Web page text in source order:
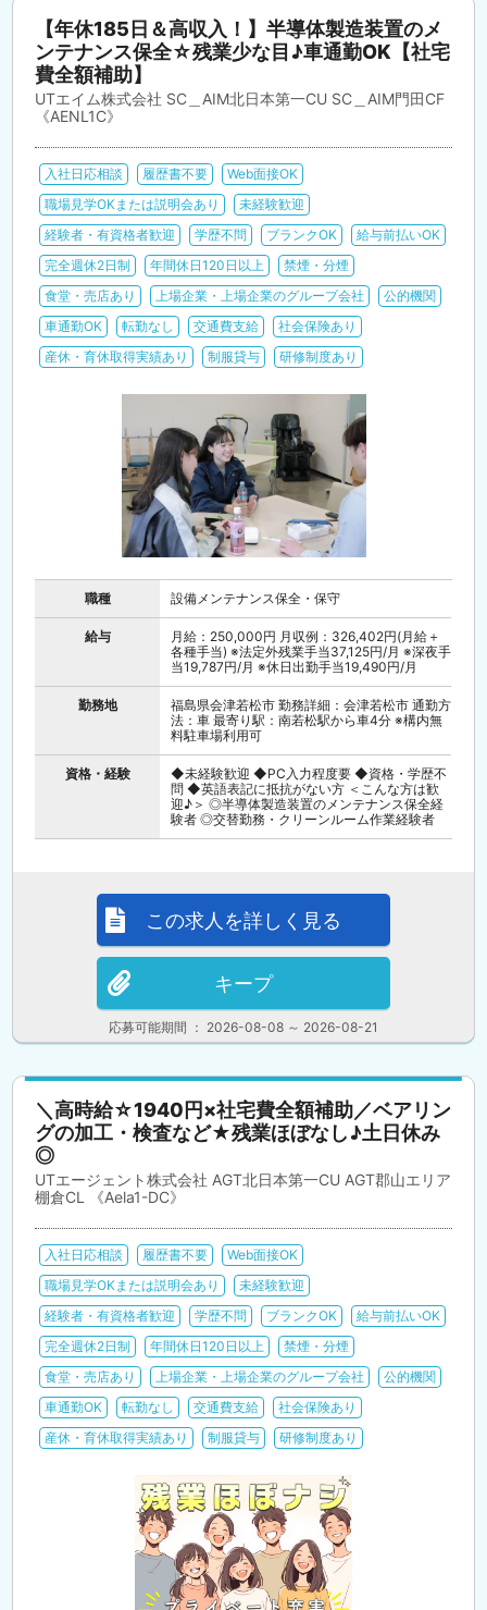
【年休185日＆高収入！】半導体製造装置のメ
ンテナンス保全☆残業少な目♪車通勤OK【社宅
費全額補助】
UTエイム株式会社 SC＿AIM北日本第一CU SC＿AIM門田CF
《AENL1C》
入社日応相談 履歴書不要
Web面接OK
職場見学OKまたは説明会あり
未経験歓迎
経験者・有資格者歓迎
学歴不問 ブランクOK
給与前払いOK
完全週休2日制
年間休日120日以上
禁煙・分煙
食堂・売店あり
上場企業・上場企業のグループ会社
公的機関
車通勤OK
転勤なし 交通費支給
社会保険あり
産休・育休取得実績あり
制服貸与 研修制度あり
職種 設備メンテナンス保全・保守
給与
月給：250,000円 月収例：326,402円(月給＋
各種手当) ※法定外残業手当37,125円/月 ※深夜手
当19,787円/月 ※休日出勤手当19,490円/月
勤務地
福島県会津若松市 勤務詳細：会津若松市 通勤方
法：車 最寄り駅：南若松駅から車4分 ※構内無
料駐車場利用可
資格・経験
◆未経験歓迎 ◆PC入力程度要 ◆資格・学歴不
問 ◆英語表記に抵抗がない方 ＜こんな方は歓
迎♪＞ ◎半導体製造装置のメンテナンス保全経
験者 ◎交替勤務・クリーンルーム作業経験者
応募可能期間 ： 2026-08-08 ～ 2026-08-21
この求人を詳しく見る
キープ
＼高時給☆1940円×社宅費全額補助／ベアリン
グの加工・検査など★残業ほぼなし♪土日休み
◎
UTエージェント株式会社 AGT北日本第一CU AGT郡山エリア
棚倉CL 《Aela1-DC》
入社日応相談 履歴書不要
Web面接OK
職場見学OKまたは説明会あり
未経験歓迎
経験者・有資格者歓迎
学歴不問 ブランクOK
給与前払いOK
完全週休2日制
年間休日120日以上
禁煙・分煙
食堂・売店あり
上場企業・上場企業のグループ会社
公的機関
車通勤OK
転勤なし 交通費支給
社会保険あり
産休・育休取得実績あり
制服貸与 研修制度あり